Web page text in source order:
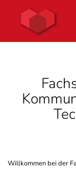
Willkommen bei der